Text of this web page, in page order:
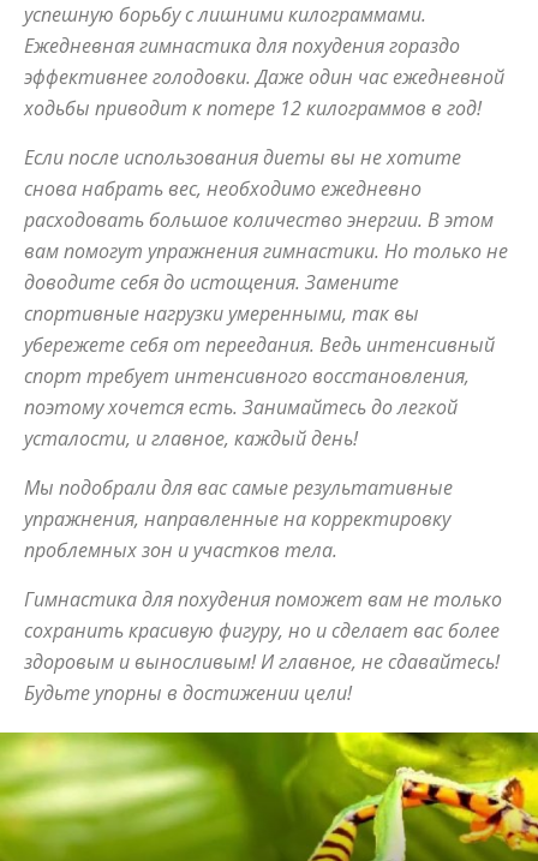
советы
для
похудения
успешную борьбу с лишними килограммами.
Ежедневная гимнастика для похудения гораздо
эффективнее голодовки. Даже один час ежедневной
ходьбы приводит к потере 12 килограммов в год!
Если после использования диеты вы не хотите
снова набрать вес, необходимо ежедневно
расходовать большое количество энергии. В этом
вам помогут упражнения гимнастики. Но только не
доводите себя до истощения. Замените
спортивные нагрузки умеренными, так вы
убережете себя от переедания. Ведь интенсивный
спорт требует интенсивного восстановления,
поэтому хочется есть. Занимайтесь до легкой
усталости, и главное, каждый день!
Мы подобрали для вас самые результативные
упражнения, направленные на корректировку
проблемных зон и участков тела.
Гимнастика для похудения поможет вам не только
сохранить красивую фигуру, но и сделает вас более
здоровым и выносливым! И главное, не сдавайтесь!
Будьте упорны в достижении цели!